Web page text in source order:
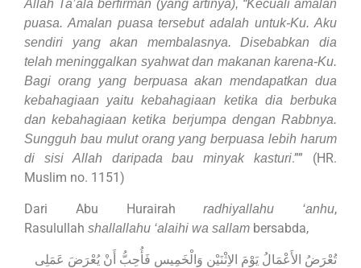
Allah Ta’ala berfirman (yang artinya), “Kecuali amalan
puasa. Amalan puasa tersebut adalah untuk-Ku. Aku
sendiri yang akan membalasnya. Disebabkan dia
telah meninggalkan syahwat dan makanan karena-Ku.
Bagi orang yang berpuasa akan mendapatkan dua
kebahagiaan yaitu kebahagiaan ketika dia berbuka
dan kebahagiaan ketika berjumpa dengan Rabbnya.
Sungguh bau mulut orang yang berpuasa lebih harum
di sisi Allah daripada bau minyak kasturi.”” (HR.
Muslim no. 1151)
Dari Abu Hurairahradhiyallahu ‘anhu,
Rasulullah shallallahu ‘alaihi wa sallam bersabda,
تُعْرَضُ الأَعْمَالُ يَوْمَ الاِثْنَيْنِ وَالْخَمِيسِ فَأُحِبُّ أَنْ يُعْرَضَ عَمَلِى